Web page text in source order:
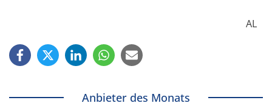
AL
Anbieter des Monats